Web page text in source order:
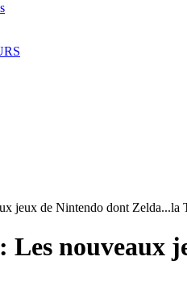
Les nouveaux